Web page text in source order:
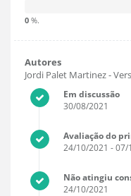
0 %.
Autores
Jordi Palet Martinez-
Em discussão
30/08/2021
Avaliação do
24/10/2021 - 07/
Não atingiu
24/10/2021